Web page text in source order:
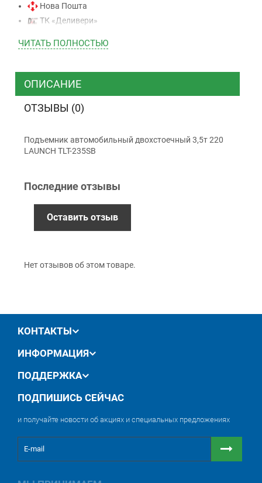
Нова Пошта
ТК «Деливери»
ТК “Justin”
ТК ”УкрПочта”
Наличными
Приватбанк
Безналичный расчет (с НДС)
12 месяцев официальной гарантии от
ЧИТАТЬ ПОЛНОСТЬЮ
ОПИСАНИЕ
ОТЗЫВЫ (0)
Подъемник автомобильный двохстоечный 3,5т 220
LAUNCH TLT-235SB
Последние отзывы
Оставить отзыв
Нет отзывов об этом товаре.
КОНТАКТЫ
ИНФОРМАЦИЯ
ПОДДЕРЖКА
ПОДПИШИСЬ СЕЙЧАС
и получайте новости об акциях и специальных предложениях